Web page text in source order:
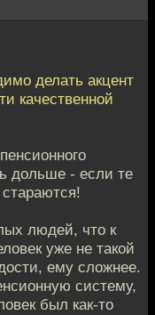
делать акцент
качественной
дольше - если те
людей, что к
уже не такой
ему сложнее.
систему,
был как-то